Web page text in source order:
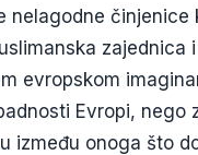
nelagodne
evropskom
Evropi,
između onoga što